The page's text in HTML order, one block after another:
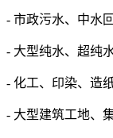
- 市政污水、中水
- 大型纯水、超纯
- 化工、印染、造
- 大型建筑工地、